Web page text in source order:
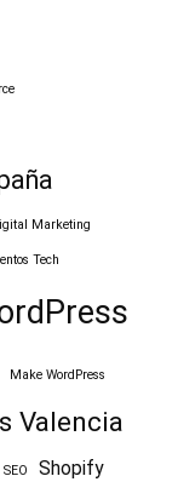
Marketing
Tech
Make WordPress
Valencia
SEO Shopify